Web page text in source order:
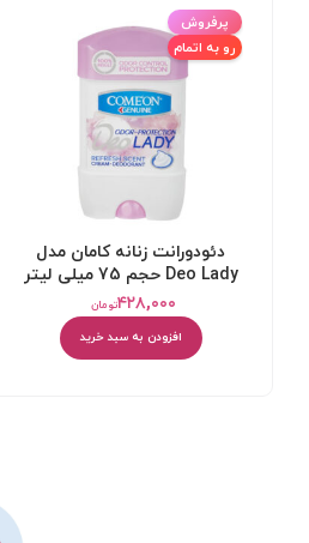
پرفروش
رو به اتمام
دئودورانت زنانه کامان مدل
Deo Lady حجم 75 میلی لیتر
تومان۴۲۸,۰۰۰
افزودن به سبد خرید